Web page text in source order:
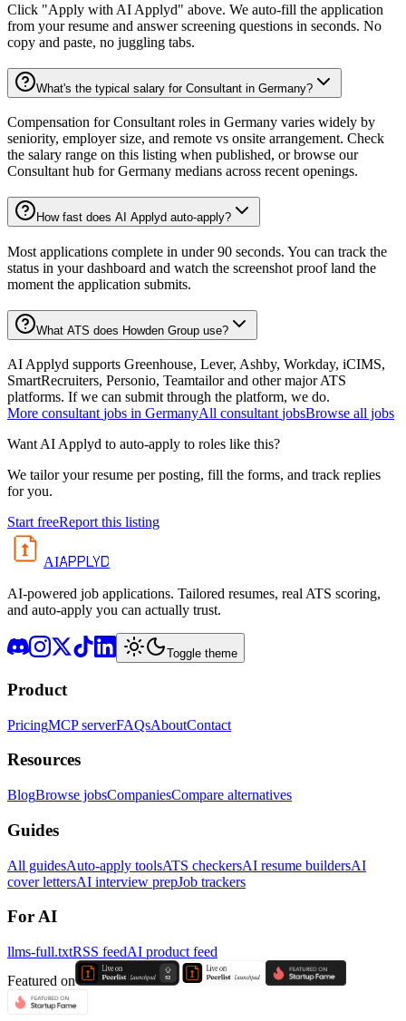
Click "Apply with AI Applyd" above. We auto-fill the application
from your resume and answer screening questions in seconds. No
copy and paste, no juggling tabs.
What's the typical salary for Consultant in Germany?
Compensation for Consultant roles in Germany varies widely by
seniority, employer size, and remote vs onsite arrangement. Check
the salary range on this listing when published, or browse our
Consultant hub for Germany medians across recent openings.
How fast does AI Applyd auto-apply?
Most applications complete in under 90 seconds. You can track the
status in your dashboard and watch the screenshot proof land the
moment the application submits.
What ATS does Howden Group use?
AI Applyd supports Greenhouse, Lever, Ashby, Workday, iCIMS,
SmartRecruiters, Personio, Teamtailor and other major ATS
platforms. If we can submit through the platform, we do.
More consultant jobs in GermanyAll consultant jobsBrowse all jobs
Want AI Applyd to auto-apply to roles like this?
We tailor your resume per posting, fill the forms, and track replies
for you.
Start freeReport this listing
AIAPPLYD
AI-powered job applications. Tailored resumes, real ATS scoring,
and auto-apply you can actually trust.
Toggle theme
Product
PricingMCP serverFAQsAboutContact
Resources
BlogBrowse jobsCompaniesCompare alternatives
Guides
All guidesAuto-apply toolsATS checkersAI resume buildersAI
cover lettersAI interview prepJob trackers
For AI
llms-full.txtRSS feedAI product feed
Featured on